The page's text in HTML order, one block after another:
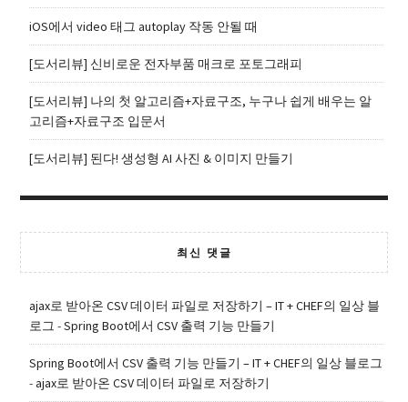
iOS에서 video 태그 autoplay 작동 안될 때
[도서리뷰] 신비로운 전자부품 매크로 포토그래피
[도서리뷰] 나의 첫 알고리즘+자료구조, 누구나 쉽게 배우는 알
고리즘+자료구조 입문서
[도서리뷰] 된다! 생성형 AI 사진 & 이미지 만들기
최신 댓글
ajax로 받아온 CSV 데이터 파일로 저장하기 – IT + CHEF의 일상 블
로그 -Spring Boot에서 CSV 출력 기능 만들기
Spring Boot에서 CSV 출력 기능 만들기 – IT + CHEF의 일상 블로그
-ajax로 받아온 CSV 데이터 파일로 저장하기